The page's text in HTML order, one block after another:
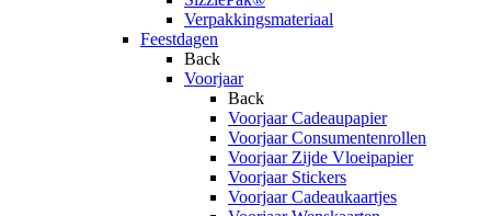
Verpakkingsmateriaal
Feestdagen
Back
Voorjaar
Back
Voorjaar Cadeaupapier
Voorjaar Consumentenrollen
Voorjaar Zijde Vloeipapier
Voorjaar Stickers
Voorjaar Cadeaukaartjes